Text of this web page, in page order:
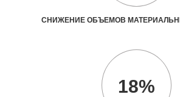
СНИЖЕНИЕ ОБЪЕМОВ
18%